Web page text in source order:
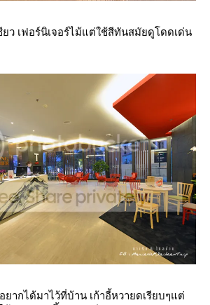
ว เฟอร์นิเจอร์ไม้แต่ใช้สีทันสมัยดูโดดเด่น
ากได้มาไว้ที่บ้าน เก้าอี้หวายดเรียบๆแต่